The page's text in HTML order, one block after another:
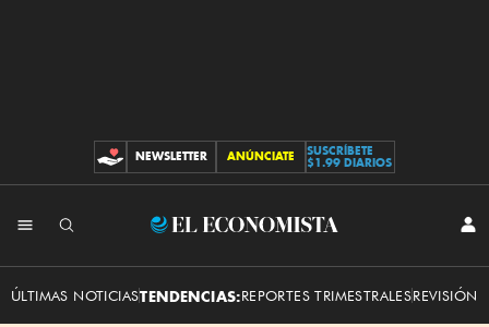
CONTRIBUCIONES
NEWSLETTER ANÚNCIATE
SUSCRÍBETE
$1.99 DIARIOS
El
ÚLTIMAS NOTICIASTENDENCIAS:REPORTES TRIMESTRALESREVISIÓN